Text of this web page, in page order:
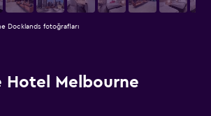
Hotel Melbourne
Docklands fotoğrafları